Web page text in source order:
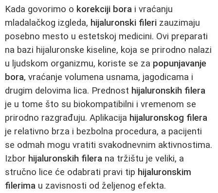
Kada govorimo o korekciji bora i vraćanju
mladalačkog izgleda, hijaluronski fileri zauzimaju
posebno mesto u estetskoj medicini. Ovi preparati
na bazi hijaluronske kiseline, koja se prirodno nalazi
u ljudskom organizmu, koriste se za popunjavanje
bora, vraćanje volumena usnama, jagodicama i
drugim delovima lica. Prednost hijaluronskih filera
je u tome što su biokompatibilni i vremenom se
prirodno razgrađuju. Aplikacija hijaluronskog filera
je relativno brza i bezbolna procedura, a pacijenti
se odmah mogu vratiti svakodnevnim aktivnostima.
Izbor hijaluronskih filera na tržištu je veliki, a
stručno lice će odabrati pravi tip hijaluronskim
filerima u zavisnosti od željenog efekta.